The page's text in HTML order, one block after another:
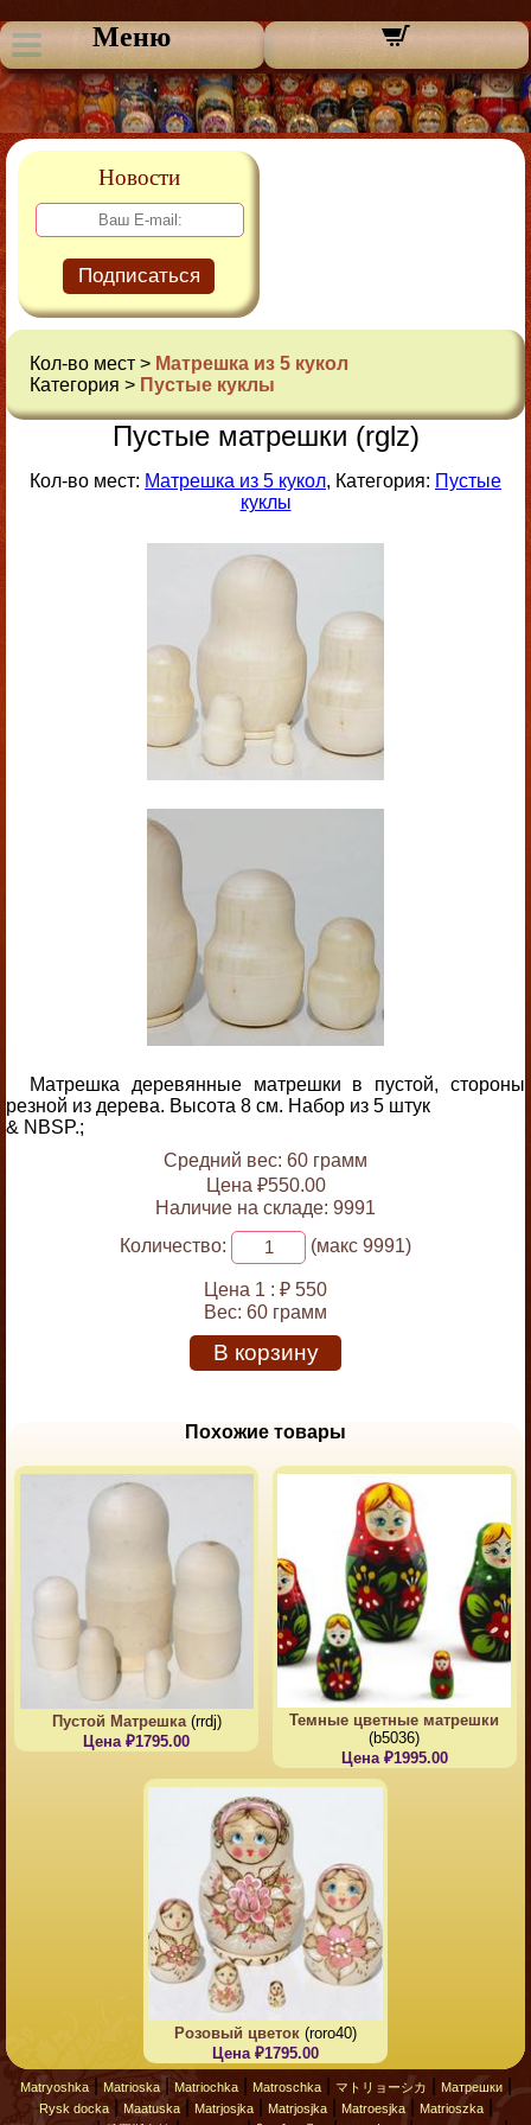
Меню
Новости
Подписаться
Кол-во мест > Матрешка из 5 кукол
Категория > Пустые куклы
Пустые матрешки (rglz)
Кол-во мест: Матрешка из 5 кукол, Категория: Пустые
куклы
Матрешка деревянные матрешки в пустой, стороны
резной из дерева. Высота 8 см. Набор из 5 штук
& NBSP.;
Средний вес: 60 грамм
Цена ₽550.00
Наличие на складе: 9991
Количество:
(макс 9991)
Цена 1 : ₽ 550
Вес: 60 грамм
В корзину
Похожие товары
Пустой Матрешка(rrdj)
Цена ₽1795.00
Темные цветные матрешки
(b5036)
Цена ₽1995.00
Розовый цветок (roro40)
Цена ₽1795.00
Matryoshka| Matrioska| Matriochka| Matroschka| マトリョーシカ Матрешки|
Rysk docka| Maatuska| Matrjosjka| Matrjosjka| Matroesjka| Matrioszka|